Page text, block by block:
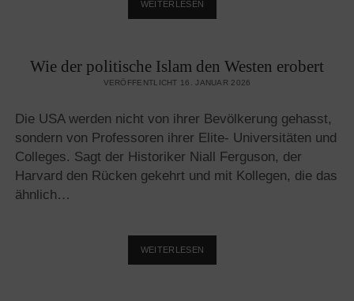
WEITERLESEN
BEWAHRE
DEN
BESCHÜTZERN
..“
Wie der politische Islam den Westen erobert
VERÖFFENTLICHT 16. JANUAR 2026
Die USA werden nicht von ihrer Bevölkerung gehasst,
sondern von Professoren ihrer Elite- Universitäten und
Colleges. Sagt der Historiker Niall Ferguson, der
Harvard den Rücken gekehrt und mit Kollegen, die das
ähnlich…
WEITERLESEN
DER